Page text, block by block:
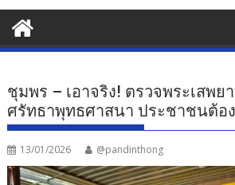
ชุมพร – เอาจริง! ตรวจพระเสพย
ศรัทธาพุทธศาสนา ประชาชนต้อ
13/01/2026 @pandinthong